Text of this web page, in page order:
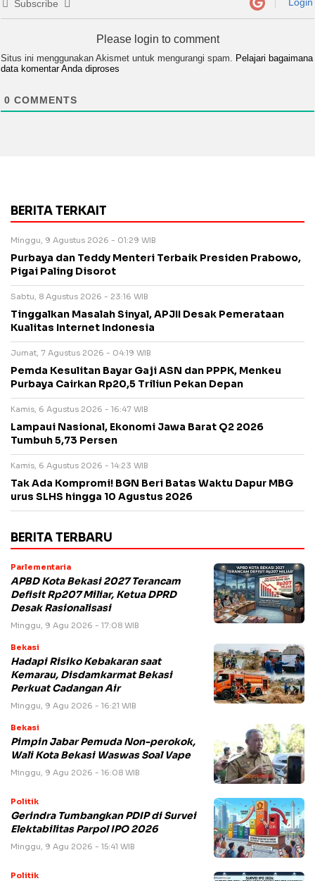
Subscribe
Please login to comment
Situs ini menggunakan Akismet untuk mengurangi spam.
Pelajari bagaimana
data komentar Anda diproses
0 COMMENTS
BERITA TERKAIT
Minggu, 9 Agustus 2026 - 01:29 WIB
Purbaya dan Teddy Menteri Terbaik Presiden Prabowo,
Pigai Paling Disorot
Sabtu, 8 Agustus 2026 - 23:16 WIB
Tinggalkan Masalah Sinyal, APJII Desak Pemerataan
Kualitas Internet Indonesia
Jumat, 7 Agustus 2026 - 04:19 WIB
Pemda Kesulitan Bayar Gaji ASN dan PPPK, Menkeu
Purbaya Cairkan Rp20,5 Triliun Pekan Depan
Kamis, 6 Agustus 2026 - 16:47 WIB
Lampaui Nasional, Ekonomi Jawa Barat Q2 2026
Tumbuh 5,73 Persen
Kamis, 6 Agustus 2026 - 14:23 WIB
Tak Ada Kompromi! BGN Beri Batas Waktu Dapur MBG
urus SLHS hingga 10 Agustus 2026
BERITA TERBARU
Parlementaria
APBD Kota Bekasi 2027 Terancam
Defisit Rp207 Miliar, Ketua DPRD
Desak Rasionalisasi
Minggu, 9 Agu 2026 - 17:08 WIB
Bekasi
Hadapi Risiko Kebakaran saat
Kemarau, Disdamkarmat Bekasi
Perkuat Cadangan Air
Minggu, 9 Agu 2026 - 16:21 WIB
Bekasi
Pimpin Jabar Pemuda Non-perokok,
Wali Kota Bekasi Waswas Soal Vape
Minggu, 9 Agu 2026 - 16:08 WIB
Politik
Gerindra Tumbangkan PDIP di Survei
Elektabilitas Parpol IPO 2026
Minggu, 9 Agu 2026 - 15:41 WIB
Politik